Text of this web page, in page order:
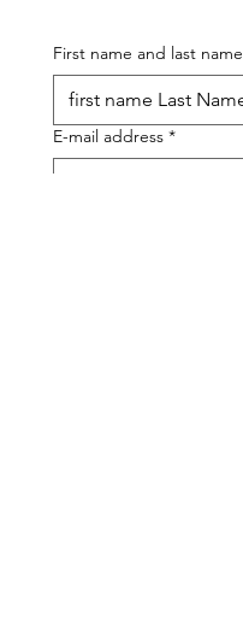
First name and last name
E-mail address *